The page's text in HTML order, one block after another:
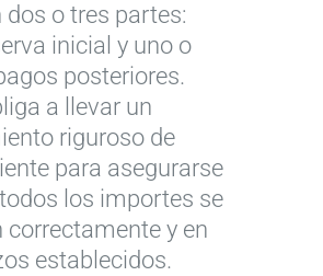
dos o tres partes:
inicial y uno o
posteriores.
a llevar un
riguroso de
para asegurarse
los importes se
correctamente y en
establecidos.